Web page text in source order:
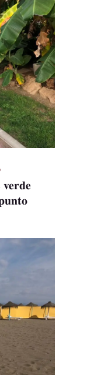
verde